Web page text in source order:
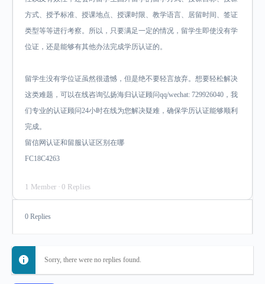
方式、授予标准、授课地点、授课时限、教学语言、居留时间、签证
类型等等进行考察。所以，只要满足一定的情况，留学生即使没有学
位证，还是能够有其他办法完成学历认证的。
留学生没有学位证虽然很遗憾，但是绝不要轻言放弃。想要轻松解决
这类难题，可以在线咨询弘扬海归认证顾问qq/wechat: 729926040，我
们专业的认证顾问24小时在线为您解决疑难，确保学历认证能够顺利
完成。
留信网认证和留服认证区别在哪
FC18C4263
1 Member · 0 Replies
0 Replies
Sorry, there were no replies found.